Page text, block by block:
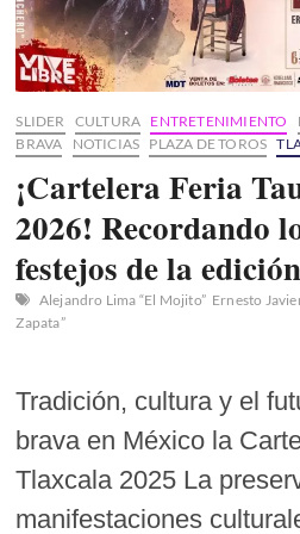
SLIDER CULTURA ENTRETENIMIENTO
BRAVA
NOTICIAS PLAZA DE TOROS
¡Cartelera Feria
2026! Recordando
festejos de la
Alejandro Lima “El Mojito” Ernesto
Zapata”
Tradición, cultura y el
brava en México la
Tlaxcala 2025 La
manifestaciones